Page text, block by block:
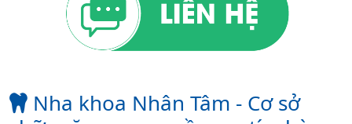
Nha khoa Nhân Tâm - Cơ sở